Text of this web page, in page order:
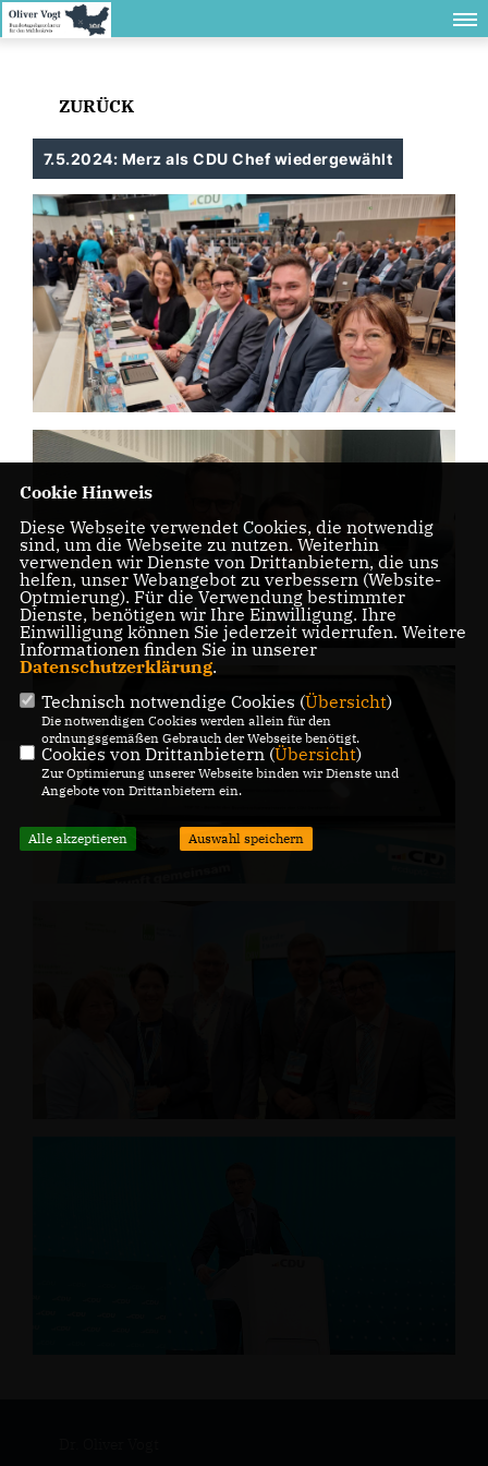
ZURÜCK
7.5.2024: Merz als CDU Chef wiedergewählt
Cookie Hinweis
Diese Webseite verwendet Cookies, die notwendig
sind, um die Webseite zu nutzen. Weiterhin
verwenden wir Dienste von Drittanbietern, die uns
helfen, unser Webangebot zu verbessern (Website-
Optmierung). Für die Verwendung bestimmter
Dienste, benötigen wir Ihre Einwilligung. Ihre
Einwilligung können Sie jederzeit widerrufen. Weitere
Informationen finden Sie in unserer
Datenschutzerklärung.
Technisch notwendige Cookies (Übersicht)
Die notwendigen Cookies werden allein für den
ordnungsgemäßen Gebrauch der Webseite benötigt.
Cookies von Drittanbietern (Übersicht)
Zur Optimierung unserer Webseite binden wir Dienste und
Angebote von Drittanbietern ein.
Alle akzeptieren Auswahl speichern